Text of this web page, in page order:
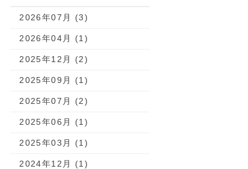
2026年07月 (3)
2026年04月 (1)
2025年12月 (2)
2025年09月 (1)
2025年07月 (2)
2025年06月 (1)
2025年03月 (1)
2024年12月 (1)